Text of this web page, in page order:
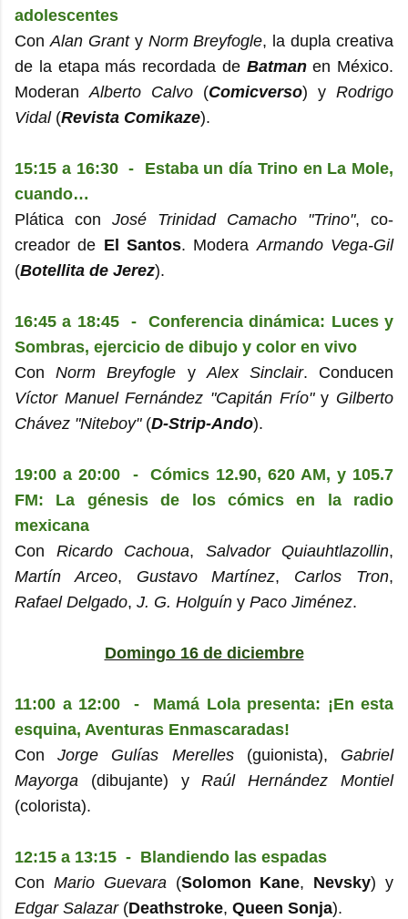
adolescentes
Con Alan Granty Norm Breyfogle, la dupla creativa
de la etapa más recordada de Batmanen México.
Moderan Alberto Calvo (Comicverso) y Rodrigo
Vidal(Revista Comikaze).
15:15 a 16:30 - Estaba un día Trino en La Mole,
cuando…
Plática con José Trinidad Camacho "Trino", co-
creador de El Santos. Modera Armando Vega-Gil
(Botellita de Jerez).
16:45 a 18:45 - Conferencia dinámica: Luces y
Sombras, ejercicio de dibujo y color en vivo
ConNorm Breyfogle y Alex Sinclair. Conducen
Víctor Manuel Fernández "Capitán Frío"y Gilberto
Chávez "Niteboy"(D-Strip-Ando).
19:00 a 20:00 - Cómics 12.90, 620 AM, y 105.7
FM: La génesis de los cómics en la radio
mexicana
Con Ricardo Cachoua, Salvador Quiauhtlazollin,
Martín Arceo, Gustavo Martínez, Carlos Tron,
Rafael Delgado, J. G. Holguín y Paco Jiménez.
Domingo 16 de diciembre
11:00 a 12:00 - Mamá Lola presenta: ¡En esta
esquina, Aventuras Enmascaradas!
ConJorge Gulías Merelles(guionista), Gabriel
Mayorga (dibujante) yRaúl Hernández Montiel
(colorista).
12:15 a 13:15 - Blandiendo las espadas
Con Mario Guevara (Solomon Kane, Nevsky) y
Edgar Salazar(Deathstroke, Queen Sonja).